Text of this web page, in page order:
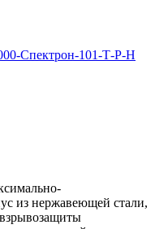
из нержавеющей стали,